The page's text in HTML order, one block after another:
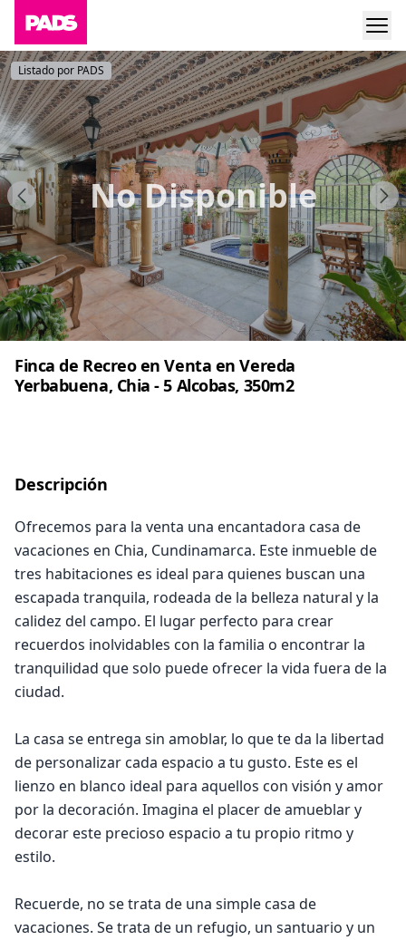
No Disponible
Listado por PADS
Finca de Recreo en Venta en Vereda
Yerbabuena, Chia - 5 Alcobas, 350m2
Descripción
Ofrecemos para la venta una encantadora casa de
vacaciones en Chia, Cundinamarca. Este inmueble de
tres habitaciones es ideal para quienes buscan una
escapada tranquila, rodeada de la belleza natural y la
calidez del campo. El lugar perfecto para crear
recuerdos inolvidables con la familia o encontrar la
tranquilidad que solo puede ofrecer la vida fuera de la
ciudad.
La casa se entrega sin amoblar, lo que te da la libertad
de personalizar cada espacio a tu gusto. Este es el
lienzo en blanco ideal para aquellos con visión y amor
por la decoración. Imagina el placer de amueblar y
decorar este precioso espacio a tu propio ritmo y
estilo.
Recuerde, no se trata de una simple casa de
vacaciones. Se trata de un refugio, un santuario y un